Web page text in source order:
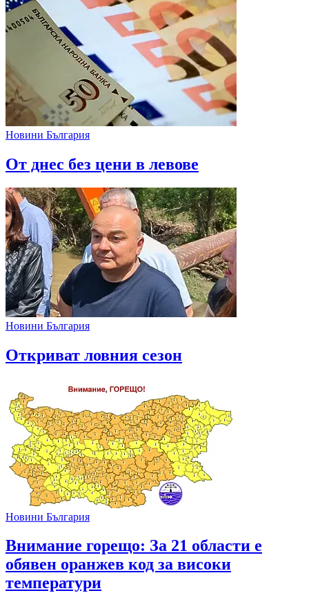
Новини България
От днес без цени в левове
Новини България
Откриват ловния сезон
Новини България
Внимание горещо: За 21 области е
обявен оранжев код за високи
температури